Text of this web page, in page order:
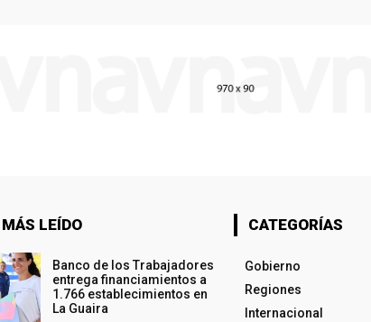
MÁS LEÍDO
Banco de los Trabajadores
entrega financiamientos a
1.766 establecimientos en
La Guaira
CATEGORÍAS
Gobierno
Regiones
Internacional